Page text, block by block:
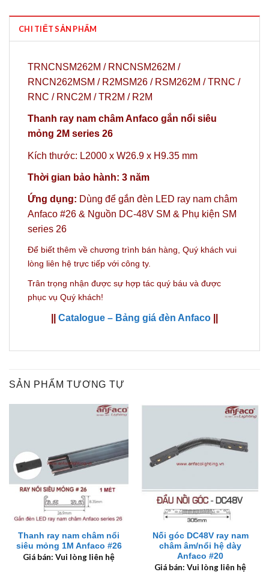
CHI TIẾT SẢN PHẨM
TRNCNSM262M / RNCNSM262M /
RNCN262MSM / R2MSM26 / RSM262M / TRNC /
RNC / RNC2M / TR2M / R2M
Thanh ray nam châm Anfaco gắn nổi siêu
mỏng 2M series 26
Kích thước: L2000 x W26.9 x H9.35 mm
Thời gian bảo hành: 3 năm
Ứng dụng: Dùng để gắn đèn LED ray nam châm
Anfaco #26 & Nguồn DC-48V SM & Phụ kiện SM
series 26
Để biết thêm về chương trình bán hàng, Quý khách vui
lòng liên hệ trực tiếp với công ty.
Trân trọng nhận được sự hợp tác quý báu và được
phục vụ Quý khách!
Catalogue – Bảng giá đèn Anfaco
SẢN PHẨM TƯƠNG TỰ
Thanh ray nam châm nổi
siêu mỏng 1M Anfaco #26
Giá bán: Vui lòng liên hệ
Nối góc DC48V ray nam
châm âm/nổi hệ dày
Anfaco #20
Giá bán: Vui lòng liên hệ